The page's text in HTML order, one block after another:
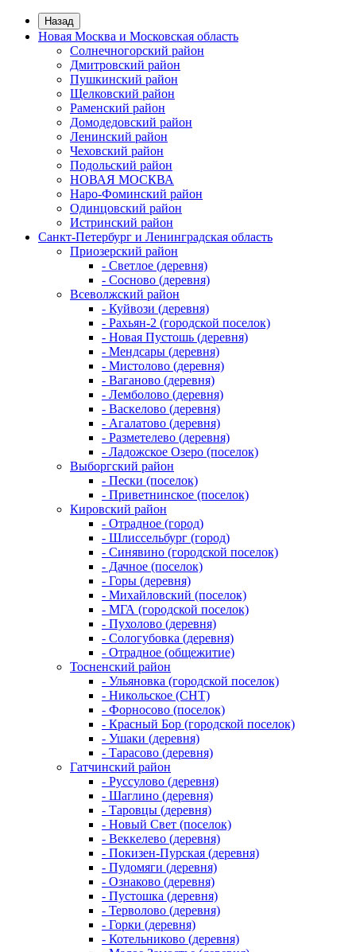
Назад
Новая Москва и Московская область
Солнечногорский район
Дмитровский район
Пушкинский район
Щелковский район
Раменский район
Домодедовский район
Ленинский район
Чеховский район
Подольский район
НОВАЯ МОСКВА
Наро-Фоминский район
Одинцовский район
Истринский район
Санкт-Петербург и Ленинградская область
Приозерский район
- Светлое (деревня)
- Сосново (деревня)
Всеволжский район
- Куйвози (деревня)
- Рахьян-2 (городской поселок)
- Новая Пустошь (деревня)
- Мендсары (деревня)
- Мистолово (деревня)
- Ваганово (деревня)
- Лемболово (деревня)
- Васкелово (деревня)
- Агалатово (деревня)
- Разметелево (деревня)
- Ладожское Озеро (поселок)
Выборгский район
- Пески (поселок)
- Приветнинское (поселок)
Кировский район
- Отрадное (город)
- Шлиссельбург (город)
- Синявино (городской поселок)
- Дачное (поселок)
- Горы (деревня)
- Михайловский (поселок)
- МГА (городской поселок)
- Пухолово (деревня)
- Сологубовка (деревня)
- Отрадное (общежитие)
Тосненский район
- Ульяновка (городской поселок)
- Никольское (СНТ)
- Форносово (поселок)
- Красный Бор (городской поселок)
- Ушаки (деревня)
- Тарасово (деревня)
Гатчинский район
- Руссулово (деревня)
- Шаглино (деревня)
- Таровцы (деревня)
- Новый Свет (поселок)
- Веккелево (деревня)
- Покизен-Пурская (деревня)
- Пудомяги (деревня)
- Ознаково (деревня)
- Пустошка (деревня)
- Терволово (деревня)
- Горки (деревня)
- Котельниково (деревня)